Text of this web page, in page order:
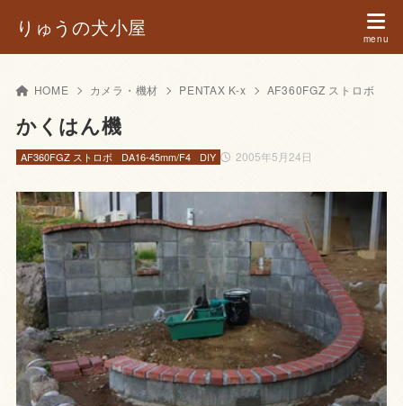
りゅうの犬小屋
HOME カメラ・機材 PENTAX K-x AF360FGZ ストロボ
かくはん機
2005年5月24日
AF360FGZ ストロボ DA16-45mm/F4 DIY